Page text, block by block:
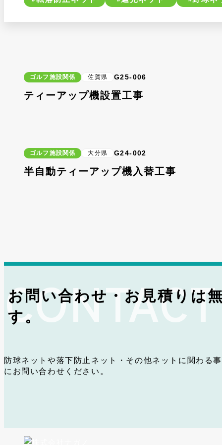
ゴルフ施設関係 佐賀県 G25-006
ティーアップ機設置工事
ゴルフ施設関係 大分県 G24-002
半自動ティーアップ機入替工事
お問い合わせ・お見積りは無
す。
防球ネットや落下防止ネット・その他ネットに関わる事
にお問い合わせください。